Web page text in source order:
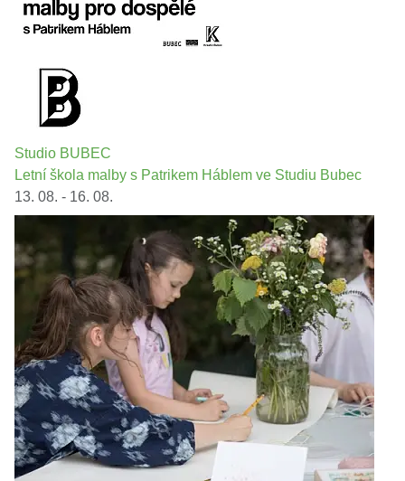
Studio BUBEC
Letní škola malby s Patrikem Háblem ve Studiu Bubec
13. 08. - 16. 08.